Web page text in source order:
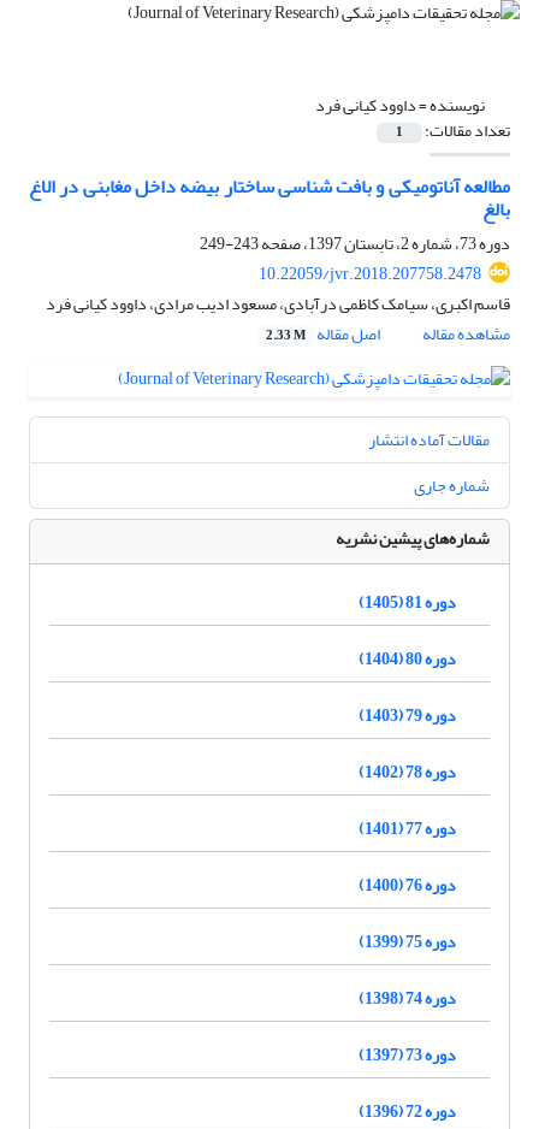
نویسنده =داوود کیانی فرد
تعداد مقالات: 1
مطالعه آناتومیکی و بافت‏ شناسی ساختار بیضه داخل مغابنی در الاغ
بالغ
دوره 73، شماره 2، تابستان 1397، صفحه
243-249
10.22059/jvr.2018.207758.2478
قاسم اکبری، سیامک کاظمی درآبادی، مسعود ادیب مرادی، داوود کیانی فرد
مشاهده مقاله
اصل مقاله 2.33 M
مقالات آماده انتشار
شماره جاری
شماره‌های پیشین نشریه
دوره 81 (1405)
دوره 80 (1404)
دوره 79 (1403)
دوره 78 (1402)
دوره 77 (1401)
دوره 76 (1400)
دوره 75 (1399)
دوره 74 (1398)
دوره 73 (1397)
دوره 72 (1396)